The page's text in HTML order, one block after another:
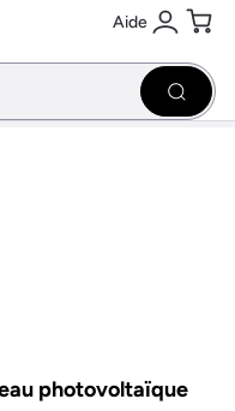
Aide
Se
photovoltaïque